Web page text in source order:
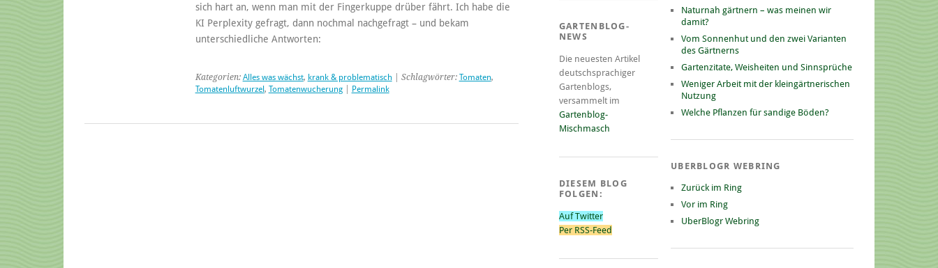
sich hart an, wenn man mit der Fingerkuppe drüber fährt. Ich habe die
KI Perplexity gefragt, dann nochmal nachgefragt – und bekam
unterschiedliche Antworten:
Kategorien: Alles was wächst, krank & problematisch| Schlagwörter: Tomaten,
Tomatenluftwurzel, Tomatenwucherung| Permalink
GARTENBLOG-
NEWS
Die neuesten Artikel
deutschsprachiger
Gartenblogs,
versammelt im
Gartenblog-
Mischmasch
DIESEM BLOG
FOLGEN:
Auf Twitter
Per RSS-Feed
Naturnah gärtnern – was meinen wir
damit?
Vom Sonnenhut und den zwei Varianten
des Gärtnerns
Gartenzitate, Weisheiten und Sinnsprüche
Weniger Arbeit mit der kleingärtnerischen
Nutzung
Welche Pflanzen für sandige Böden?
UBERBLOGR WEBRING
Zurück im Ring
Vor im Ring
UberBlogr Webring